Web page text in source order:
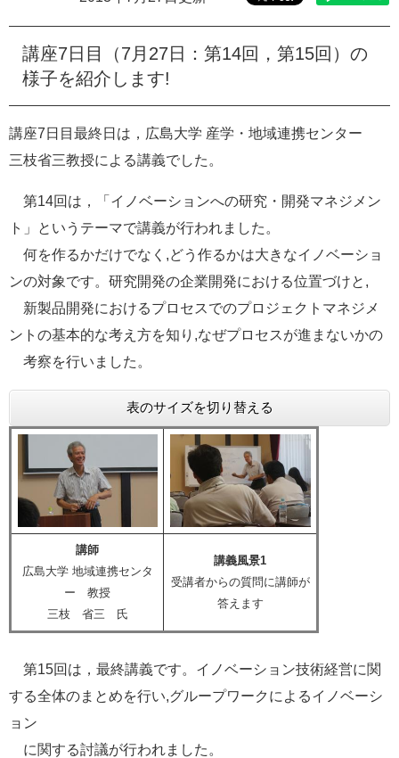
検
講座7日目（7月27日：第14回，第15回）の
様子を紹介します!
講座7日目最終日は，広島大学 産学・地域連携センター
三枝省三教授による講義でした。
第14回は，「イノベーションへの研究・開発マネジメン
ト」というテーマで講義が行われました。
何を作るかだけでなく,どう作るかは大きなイノベーショ
ンの対象です。研究開発の企業開発における位置づけと,
新製品開発におけるプロセスでのプロジェクトマネジメ
ントの基本的な考え方を知り,なぜプロセスが進まないかの
考察を行いました。
表のサイズを切り替える
講師
広島大学 地域連携センタ
ー 教授
三枝 省三 氏
講義風景1
受講者からの質問に講師が
答えます
第15回は，最終講義です。イノベーション技術経営に関
する全体のまとめを行い,グループワークによるイノベーシ
ョン
に関する討議が行われました。